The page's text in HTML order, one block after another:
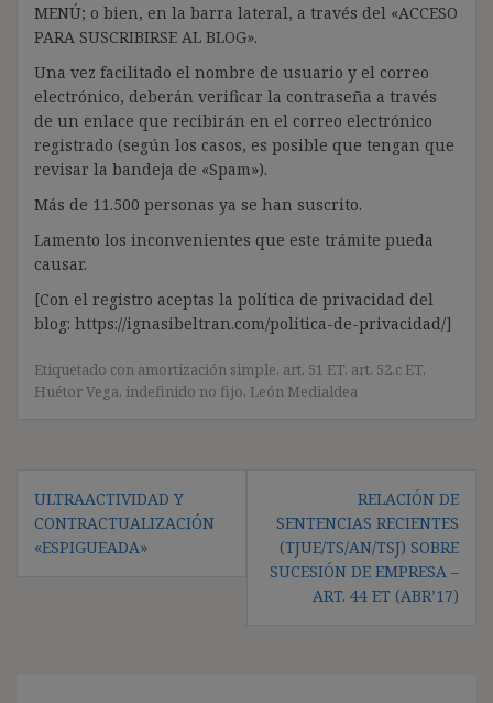
MENÚ; o bien, en la barra lateral, a través del «ACCESO
PARA SUSCRIBIRSE AL BLOG».
Una vez facilitado el nombre de usuario y el correo
electrónico, deberán verificar la contraseña a través
de un enlace que recibirán en el correo electrónico
registrado (según los casos, es posible que tengan que
revisar la bandeja de «Spam»).
Más de 11.500 personas ya se han suscrito.
Lamento los inconvenientes que este trámite pueda
causar.
[Con el registro aceptas la política de privacidad del
blog: https://ignasibeltran.com/politica-de-privacidad/]
Etiquetado con amortización simple, art. 51 ET, art. 52.c ET,
Huétor Vega, indefinido no fijo, León Medialdea
de
entradas
ULTRAACTIVIDAD Y
CONTRACTUALIZACIÓN
«ESPIGUEADA»
RELACIÓN DE
SENTENCIAS RECIENTES
(TJUE/TS/AN/TSJ) SOBRE
SUCESIÓN DE EMPRESA –
ART. 44 ET (ABR’17)